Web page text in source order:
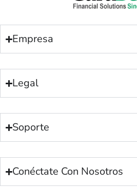
Empresa
Legal
Soporte
Conéctate Con Nosotros